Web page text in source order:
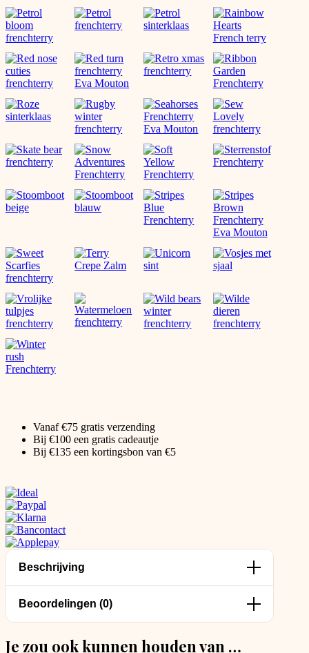
Vanaf €75 gratis verzending
Bij €100 een gratis cadeautje
Bij €135 een kortingsbon van €5
Beschrijving
Beoordelingen (0)
Je zou ook kunnen houden van …